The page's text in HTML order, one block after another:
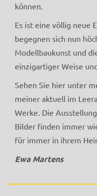
können.
Es ist eine völlig neue
begegnen sich nun
Modellbaukunst und
einzigartiger Weise
Sehen Sie hier unter
meiner aktuell im
Werke. Die
Bilder finden immer
für immer in ihrem
Ewa Martens